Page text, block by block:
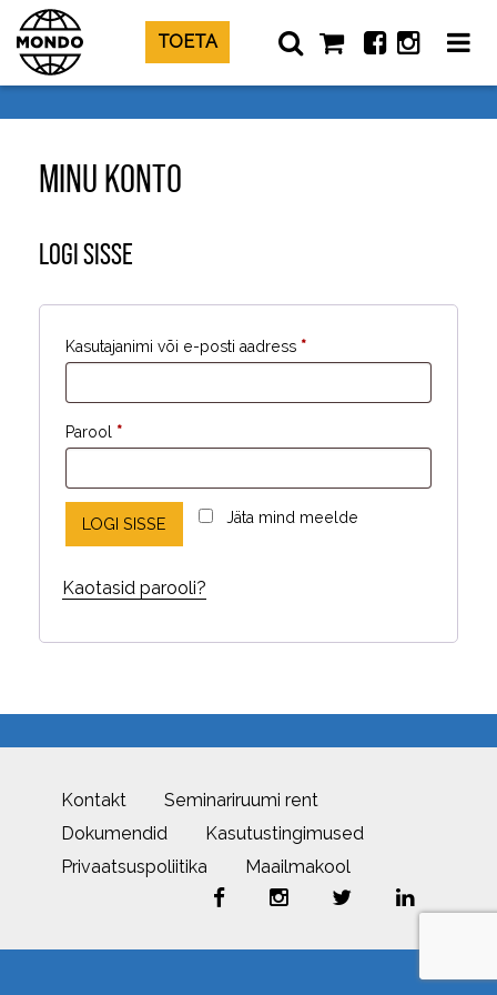
TOETA
MINU KONTO
LOGI SISSE
Kasutajanimi või e-posti aadress *Nõutud
Parool *Nõutud
Jäta mind meelde
LOGI SISSE
Kaotasid parooli?
Kontakt
Seminariruumi rent
Dokumendid
Kasutustingimused
Privaatsuspoliitika
Maailmakool